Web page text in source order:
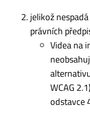
jelikož
právních
Videa na
WCAG
odstavce